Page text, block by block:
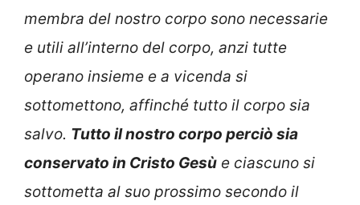
membra del nostro corpo sono necessarie
e utili all’interno del corpo, anzi tutte
operano insieme e a vicenda si
sottomettono, affinché tutto il corpo sia
salvo. Tutto il nostro corpo perciò sia
conservato in Cristo Gesù e ciascuno si
sottometta al suo prossimo secondo il